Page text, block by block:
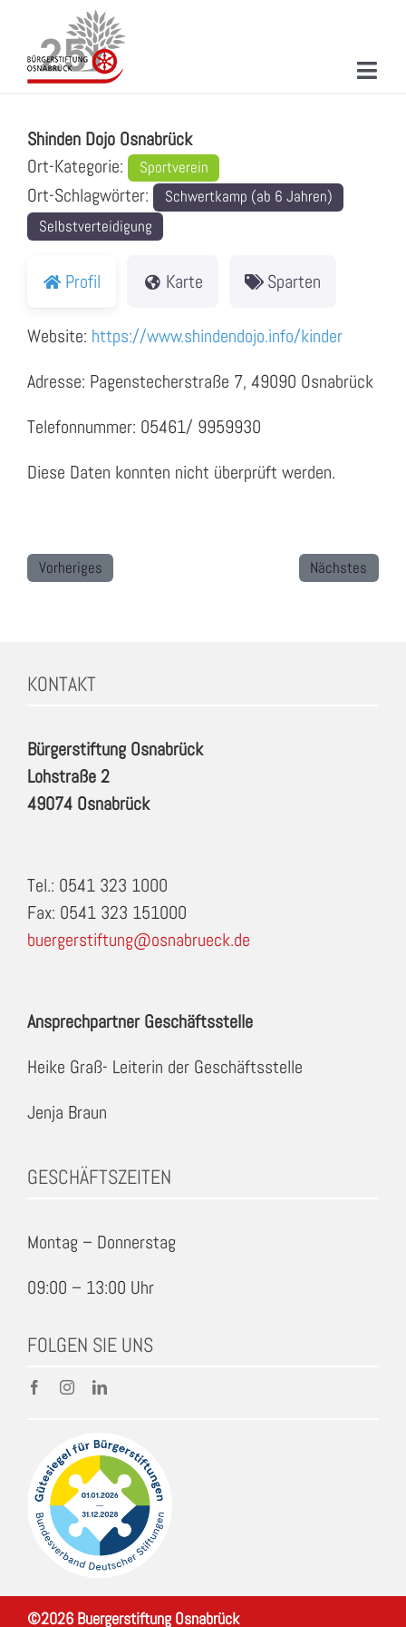
springen
PROJEKTE & AKTIONEN
VERANSTALTUNGEN
KONTAKT
SUCHE
Shinden Dojo Osnabrück
Ort-Kategorie:
Sportverein
Ort-Schlagwörter:
Schwertkamp (ab 6 Jahren)
Selbstverteidigung
Profil Karte Sparten
Website: https://www.shindendojo.info/kinder
Adresse: Pagenstecherstraße 7, 49090 Osnabrück
Telefonnummer: 05461/ 9959930
Diese Daten konnten nicht überprüft werden.
Vorheriges Nächstes
KONTAKT
Bürgerstiftung Osnabrück
Lohstraße 2
49074 Osnabrück
Tel.: 0541 323 1000
Fax: 0541 323 151000
buergerstiftung@osnabrueck.de
Ansprechpartner Geschäftsstelle
Heike Graß- Leiterin der Geschäftsstelle
Jenja Braun
GESCHÄFTSZEITEN
Montag – Donnerstag
09:00 – 13:00 Uhr
FOLGEN SIE UNS
©2026 Buergerstiftung Osnabrück